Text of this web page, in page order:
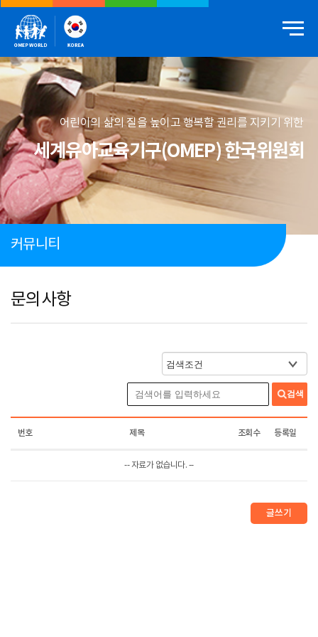
어린이의 삶의 질을 높이고 행복할 권리를 지키기 위한
세계유아교육기구(OMEP) 한국위원회
커뮤니티
문의사항
검색
번호 제목 조회수 등록일
-- 자료가 없습니다. --
글쓰기